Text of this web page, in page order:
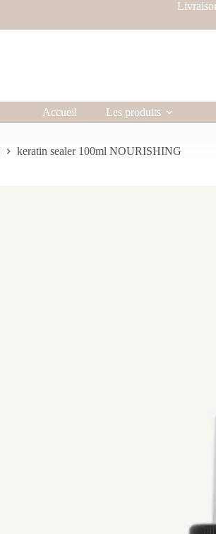
Accueil Les produits
keratin sealer 100ml NOURISHING